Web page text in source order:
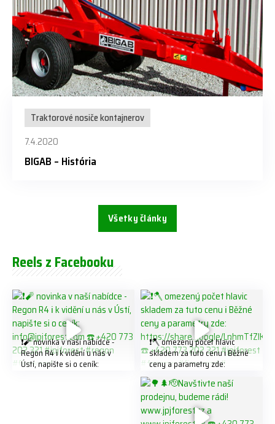
Traktorové nosiče kontajnerov
7.4.2020
BIGAB – História
Všetky články
Reels z Facebooku
❗️🧨 novinka v naší nabídce -
Regon R4 ℹ️ k vidění u nás v
Ústí, napište si o ceník:
❗️🪓 omezený počet hlavic
skladem za tuto cenu ℹ️ Běžné
ceny a parametry zde:
https://share.google/LnhmTfZl
K8W5t7i6o ☎️ +420 773 202
321 #jpjforest #forsmw
#firewood #